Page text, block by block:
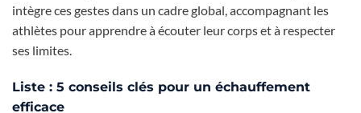
intègre ces gestes dans un cadre global, accompagnant les
athlètes pour apprendre à écouter leur corps et à respecter
ses limites.
Liste : 5 conseils clés pour un échauffement
efficace